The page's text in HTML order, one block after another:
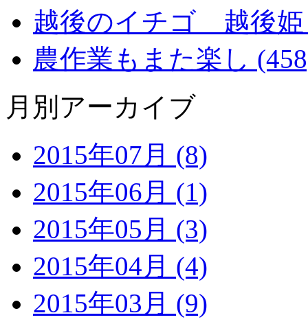
越後のイチゴ 越後姫
農作業もまた楽し
月別アーカイブ
2015年07月 (8)
2015年06月 (1)
2015年05月 (3)
2015年04月 (4)
2015年03月 (9)